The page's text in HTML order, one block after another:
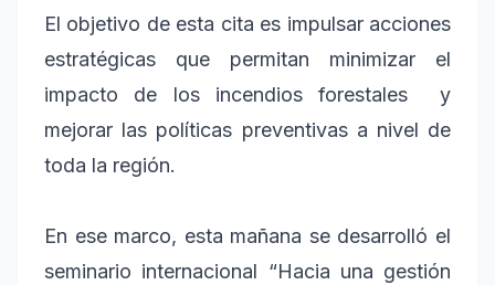
El objetivo de esta cita es impulsar acciones
estratégicas que permitan minimizar el
impacto de los incendios forestales y
mejorar las políticas preventivas a nivel de
toda la región.
En ese marco, esta mañana se desarrolló el
seminario internacional “Hacia una gestión